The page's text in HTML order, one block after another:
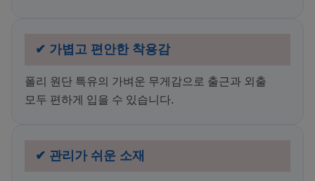
✔ 가볍고 편안한 착용감
폴리 원단 특유의 가벼운 무게감으로 출근과 외출
모두 편하게 입을 수 있습니다.
✔ 관리가 쉬운 소재